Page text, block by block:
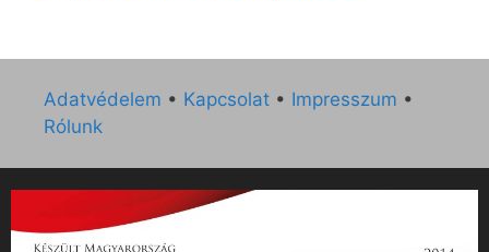
Adatvédelem • Kapcsolat • Impresszum •
Rólunk